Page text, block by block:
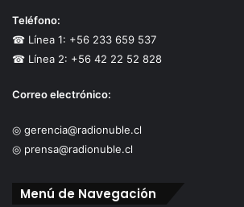
Teléfono:
☎ Línea 1: +56 233 659 537
☎ Línea 2: +56 42 22 52 828
Correo electrónico:
◎ gerencia@radionuble.cl
◎ prensa@radionuble.cl
Menú de Navegación